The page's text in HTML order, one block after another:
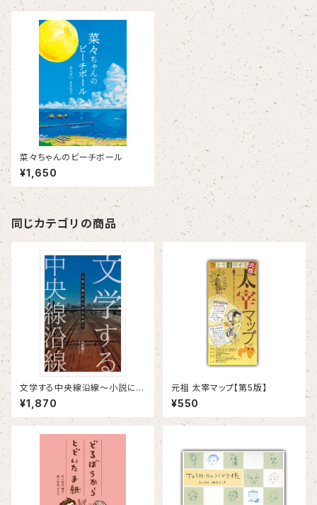
菜々ちゃんのビーチボール
¥1,650
同じカテゴリの商品
文学する中央線沿線～小説に描
かれたまちを歩く～
¥1,870
元祖 太宰マップ【第5版】
¥550